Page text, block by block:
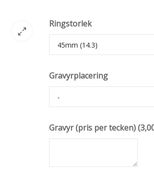
Ringstorlek
Gravyrplacering
Gravyr (pris per tecken)(